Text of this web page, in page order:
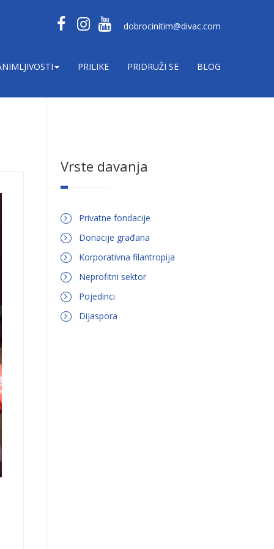
dobrocinitim@divac.com
PRILIKE PRIDRUŽI SE BLOG
Vrste davanja
Privatne fondacije
Donacije građana
Korporativna filantropija
Neprofitni sektor
Pojedinci
Dijaspora